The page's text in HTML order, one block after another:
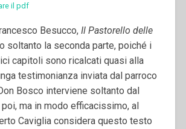
il pdf
Besucco, Il Pastorello delle
soltanto la seconda parte, poiché i
capitoli sono ricalcati quasi alla
testimonianza inviata dal parroco
Bosco interviene soltanto dal
ma in modo efficacissimo, al
Caviglia considera questo testo